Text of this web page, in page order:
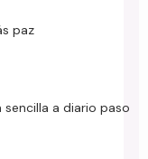
paz
a diario paso